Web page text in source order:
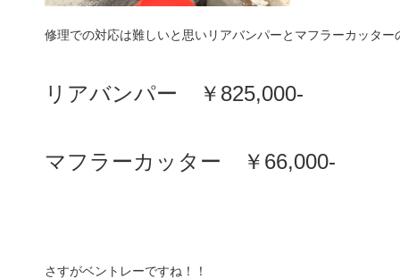
修理での対応は難しいと思いリアバンパーとマフラーカッタ
リアバンパー ￥825,000-
マフラーカッター ￥66,000-
さすがベントレーですね！！